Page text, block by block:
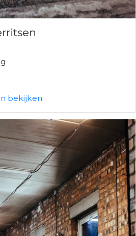
bekijken